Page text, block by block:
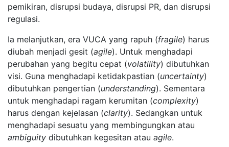
pemikiran, disrupsi budaya, disrupsi PR, dan disrupsi
regulasi.
Ia melanjutkan, era VUCA yang rapuh (fragile) harus
diubah menjadi gesit (agile). Untuk menghadapi
perubahan yang begitu cepat (volatility) dibutuhkan
visi. Guna menghadapi ketidakpastian (uncertainty)
dibutuhkan pengertian (understanding). Sementara
untuk menghadapi ragam kerumitan (complexity)
harus dengan kejelasan (clarity). Sedangkan untuk
menghadapi sesuatu yang membingungkan atau
ambiguity dibutuhkan kegesitan atau agile.